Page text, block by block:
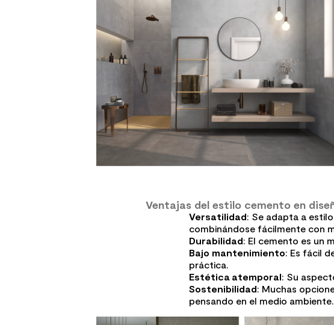
Ventajas del estilo cemento en
Versatilidad: Se adapta a
combinándose fácilmente con
Durabilidad: El cemento es un
Bajo mantenimiento: Es fácil
práctica.
Estética atemporal: Su
Sostenibilidad: Muchas
pensando en el medio ambiente.